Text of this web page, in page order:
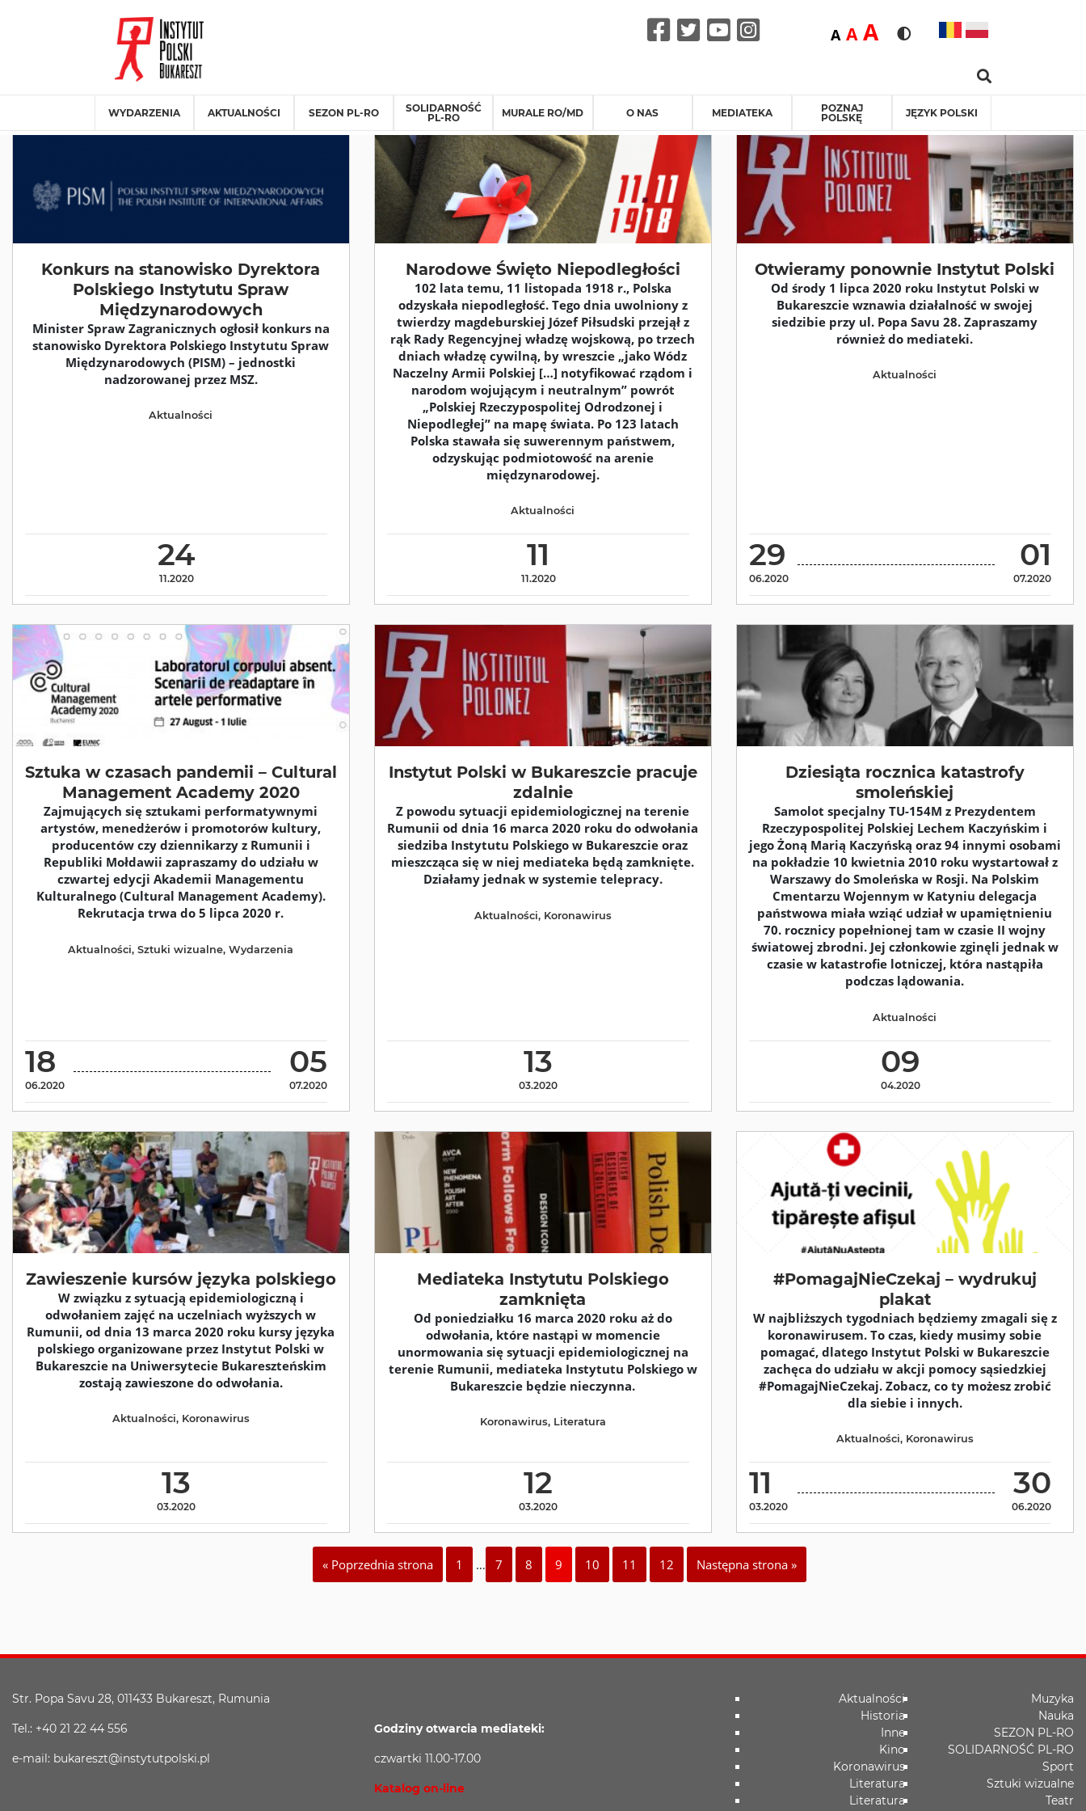
Rozmiar czcionki
ADomyślna
AŚrednia
ADużaWersja kontrastowa
WYDARZENIA AKTUALNOŚCI SEZON PL-RO
SOLIDARNOŚĆ
PL-RO
MURALE RO/MD O NAS MEDIATEKA
POZNAJ
POLSKĘ
JĘZYK POLSKI
Konkurs na stanowisko Dyrektora
Polskiego Instytutu Spraw
Międzynarodowych
Minister Spraw Zagranicznych ogłosił konkurs na
stanowisko Dyrektora Polskiego Instytutu Spraw
Międzynarodowych (PISM) – jednostki
nadzorowanej przez MSZ.
24
11.2020
Aktualności
Narodowe Święto Niepodległości
102 lata temu, 11 listopada 1918 r., Polska
odzyskała niepodległość. Tego dnia uwolniony z
twierdzy magdeburskiej Józef Piłsudski przejął z
rąk Rady Regencyjnej władzę wojskową, po trzech
dniach władzę cywilną, by wreszcie „jako Wódz
Naczelny Armii Polskiej […] notyfikować rządom i
narodom wojującym i neutralnym” powrót
„Polskiej Rzeczypospolitej Odrodzonej i
Niepodległej” na mapę świata. Po 123 latach
Polska stawała się suwerennym państwem,
odzyskując podmiotowość na arenie
międzynarodowej.
11
11.2020
Aktualności
Otwieramy ponownie Instytut Polski
Od środy 1 lipca 2020 roku Instytut Polski w
Bukareszcie wznawia działalność w swojej
siedzibie przy ul. Popa Savu 28. Zapraszamy
również do mediateki.
29
06.2020
01
07.2020
Aktualności
Sztuka w czasach pandemii – Cultural
Management Academy 2020
Zajmujących się sztukami performatywnymi
artystów, menedżerów i promotorów kultury,
producentów czy dziennikarzy z Rumunii i
Republiki Mołdawii zapraszamy do udziału w
czwartej edycji Akademii Managementu
Kulturalnego (Cultural Management Academy).
Rekrutacja trwa do 5 lipca 2020 r.
18
06.2020
05
07.2020
Aktualności,Sztuki wizualne,Wydarzenia
Instytut Polski w Bukareszcie pracuje
zdalnie
Z powodu sytuacji epidemiologicznej na terenie
Rumunii od dnia 16 marca 2020 roku do odwołania
siedziba Instytutu Polskiego w Bukareszcie oraz
mieszcząca się w niej mediateka będą zamknięte.
Działamy jednak w systemie telepracy.
13
03.2020
Aktualności, Koronawirus
Dziesiąta rocznica katastrofy
smoleńskiej
Samolot specjalny TU-154M z Prezydentem
Rzeczypospolitej Polskiej Lechem Kaczyńskim i
jego Żoną Marią Kaczyńską oraz 94 innymi osobami
na pokładzie 10 kwietnia 2010 roku wystartował z
Warszawy do Smoleńska w Rosji. Na Polskim
Cmentarzu Wojennym w Katyniu delegacja
państwowa miała wziąć udział w upamiętnieniu
70. rocznicy popełnionej tam w czasie II wojny
światowej zbrodni. Jej członkowie zginęli jednak w
czasie w katastrofie lotniczej, która nastąpiła
podczas lądowania.
09
04.2020
Aktualności
Zawieszenie kursów języka polskiego
W związku z sytuacją epidemiologiczną i
odwołaniem zajęć na uczelniach wyższych w
Rumunii, od dnia 13 marca 2020 roku kursy języka
polskiego organizowane przez Instytut Polski w
Bukareszcie na Uniwersytecie Bukareszteńskim
zostają zawieszone do odwołania.
13
03.2020
Aktualności, Koronawirus
Mediateka Instytutu Polskiego
zamknięta
Od poniedziałku 16 marca 2020 roku aż do
odwołania, które nastąpi w momencie
unormowania się sytuacji epidemiologicznej na
terenie Rumunii, mediateka Instytutu Polskiego w
Bukareszcie będzie nieczynna.
12
03.2020
Koronawirus, Literatura
#PomagajNieCzekaj – wydrukuj
plakat
W najbliższych tygodniach będziemy zmagali się z
koronawirusem. To czas, kiedy musimy sobie
pomagać, dlatego Instytut Polski w Bukareszcie
zachęca do udziału w akcji pomocy sąsiedzkiej
#PomagajNieCzekaj. Zobacz, co ty możesz zrobić
dla siebie i innych.
11
03.2020
30
06.2020
Aktualności, Koronawirus
« Poprzednia strona 1 … 7 8 9 10 11 12 Następna strona »
Str. Popa Savu 28, 011433 Bukareszt, Rumunia
Tel.: +40 21 22 44 556
e-mail: bukareszt@instytutpolski.pl
Godziny otwarcia mediateki:
czwartki 11.00-17.00
Katalog on-line
Aktualności
Historia
Inne
Kino
Koronawirus
Literatura
Literatura
Muzyka
Nauka
SEZON PL-RO
SOLIDARNOŚĆ PL-RO
Sport
Sztuki wizualne
Teatr